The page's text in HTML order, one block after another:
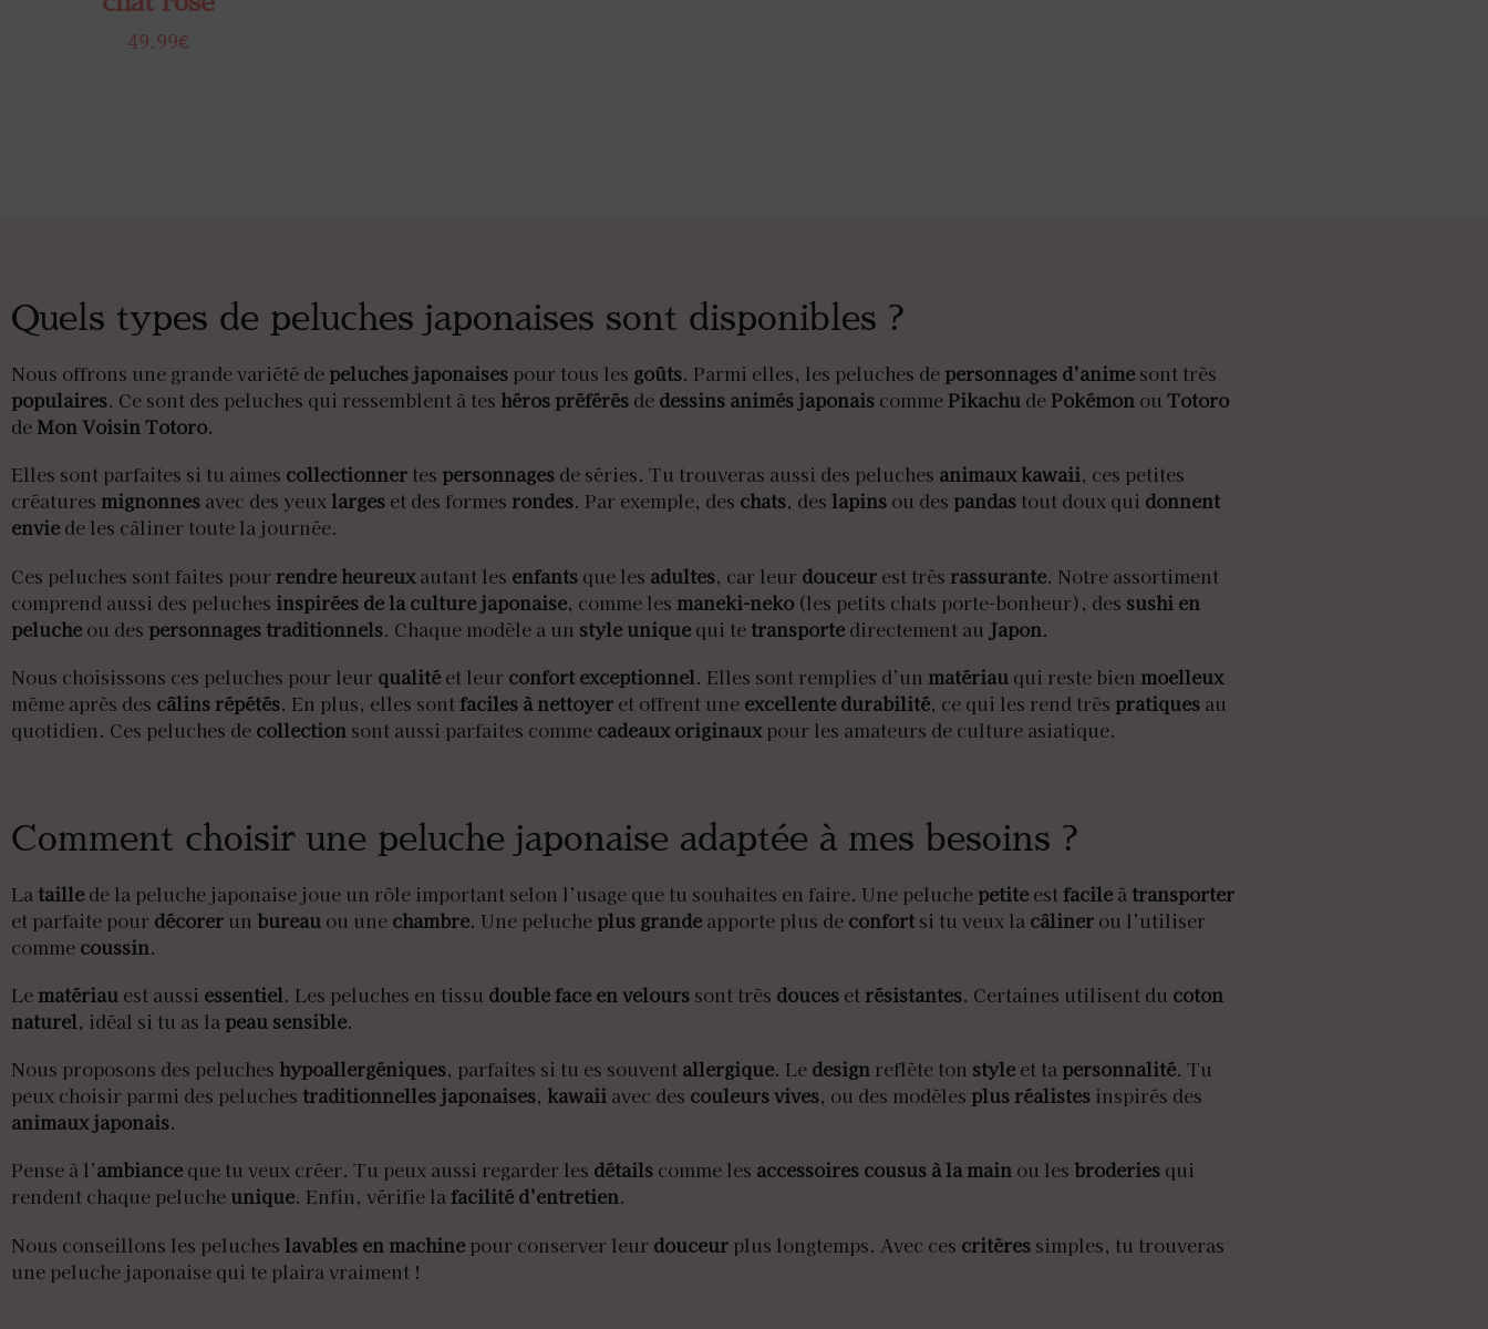
49.99€
Quels types de peluches japonaises sont disponibles ?
Nous offrons une grande variété de peluches japonaises pour tous les goûts. Parmi elles, les peluches de personnages d’anime sont très
populaires. Ce sont des peluches qui ressemblent à tes héros préférés de dessins animés japonais commePikachu dePokémon ou Totoro
deMon Voisin Totoro.
Elles sont parfaites si tu aimes collectionner tes personnages de séries. Tu trouveras aussi des peluches animaux kawaii, ces petites
créatures mignonnes avec des yeuxlarges et des formes rondes. Par exemple, des chats, des lapins ou des pandas tout doux qui donnent
envie de les câliner toute la journée.
Ces peluches sont faites pour rendre heureuxautant les enfants que les adultes, car leur douceur est très rassurante. Notre assortiment
comprend aussi des peluches inspirées de la culture japonaise, comme les maneki-neko (les petits chats porte-bonheur), des sushi en
peluche ou des personnages traditionnels. Chaque modèle a un style unique qui tetransporte directement au Japon.
Nous choisissons ces peluches pour leur qualité et leur confort exceptionnel. Elles sont remplies d’un matériau qui reste bien moelleux
même après des câlins répétés. En plus, elles sontfaciles à nettoyer et offrent une excellente durabilité, ce qui les rend très pratiques au
quotidien. Ces peluches de collection sont aussi parfaites comme cadeaux originauxpour les amateurs de culture asiatique.
Comment choisir une peluche japonaise adaptée à mes besoins ?
La taille de la peluche japonaise joue un rôle important selon l’usage que tu souhaites en faire. Une peluche petite estfacile à transporter
et parfaite pour décorer un bureau ou une chambre. Une peluche plus grande apporte plus de confort si tu veux la câliner ou l’utiliser
comme coussin.
Le matériau est aussi essentiel. Les peluches en tissu double face en velours sont très douces etrésistantes. Certaines utilisent du coton
naturel, idéal si tu as la peau sensible.
Nous proposons des peluches hypoallergéniques, parfaites si tu es souvent allergique. Le design reflète ton style et ta personnalité. Tu
peux choisir parmi des peluches traditionnelles japonaises, kawaii avec des couleurs vives, ou des modèles plus réalistes inspirés des
animaux japonais.
Pense à l’ambiance que tu veux créer. Tu peux aussi regarder les détails comme les accessoires cousus à la main ou les broderies qui
rendent chaque peluche unique. Enfin, vérifie lafacilité d’entretien.
Nous conseillons les peluches lavables en machine pour conserver leur douceur plus longtemps. Avec ces critères simples, tu trouveras
une peluche japonaise qui te plaira vraiment !